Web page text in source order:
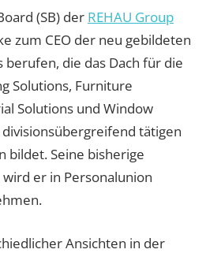
(SB) der REHAU Group
zum CEO der neu gebildeten
berufen, die das Dach für die
Solutions, Furniture
Solutions und Window
tätigen
bildet. Seine bisherige
wird er in Personalunion
Ansichten in der